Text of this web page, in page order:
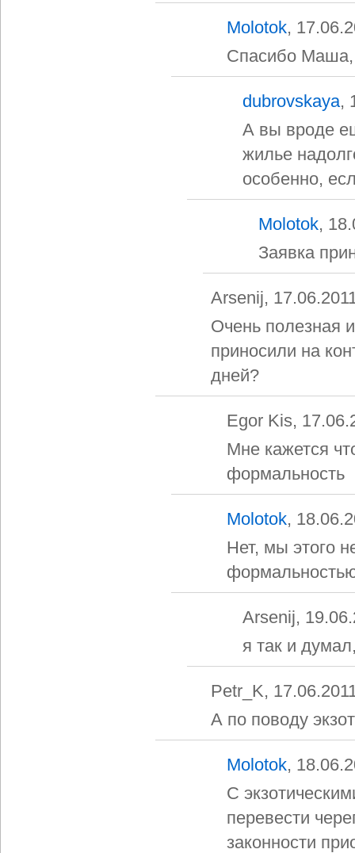
Molotok,
Спасибо Маша,
dubrovskaya,
А вы вроде
жилье
особенно,
Molotok,
Заявка
Arsenij,
Очень полезная
приносили на
дней?
Egor Kis,
Мне кажется
формальность
Molotok,
Нет, мы этого
Arsenij,
я так и
Petr_K,
А по поводу
Molotok,
С
перевести
законности